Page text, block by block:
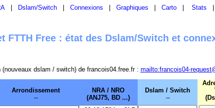
Dslam/Switch Connexions Graphiques Carto Stats
FTTH Free : état des Dslam/Switch et
dslam / switch) de francois04.free.fr : mailto:francois04-
Arrondissement
--
NRA / NRO
(ANJ75, BD ...)
Dslam / Switch
--